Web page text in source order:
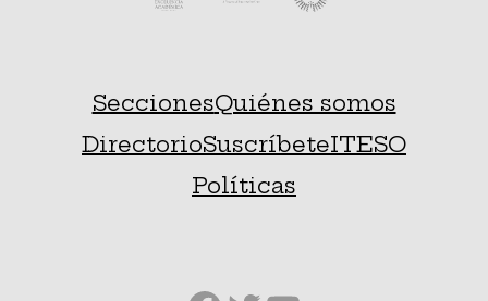
SeccionesQuiénes somos
DirectorioSuscríbeteITESO
Políticas